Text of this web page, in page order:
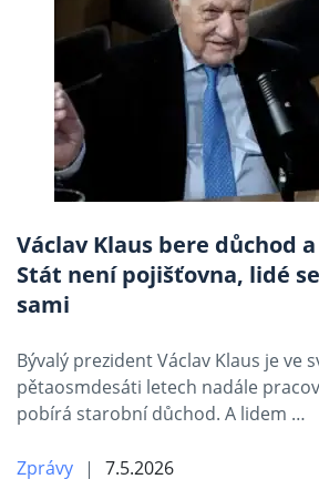
Václav Klaus bere důchod
Stát není pojišťovna, lidé
sami
Bývalý prezident Václav Klaus je ve
pětaosmdesáti letech nadále
pobírá starobní důchod. A lidem …
Zprávy 7.5.2026